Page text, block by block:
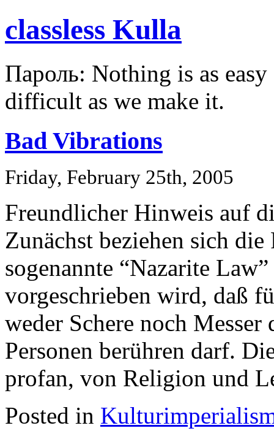
classless Kulla
Пароль: Nothing is as
difficult as we make it.
Bad Vibrations
Friday, February 25th, 2005
Freundlicher Hinweis auf
Zunächst beziehen sich
sogenannte “Nazarite
vorgeschrieben wird, daß
weder Schere noch
Personen berühren darf.
profan, von Religion und
Posted in